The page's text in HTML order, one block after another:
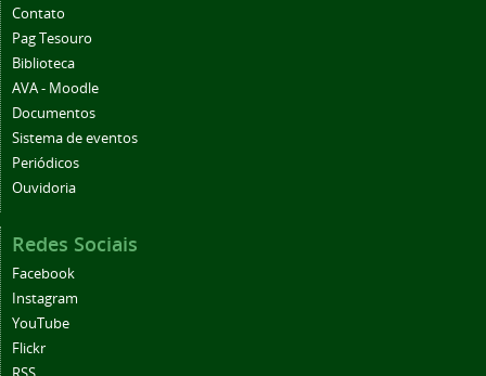
Contato
Pag Tesouro
Biblioteca
AVA - Moodle
Documentos
Sistema de eventos
Periódicos
Ouvidoria
Redes Sociais
Facebook
Instagram
YouTube
Flickr